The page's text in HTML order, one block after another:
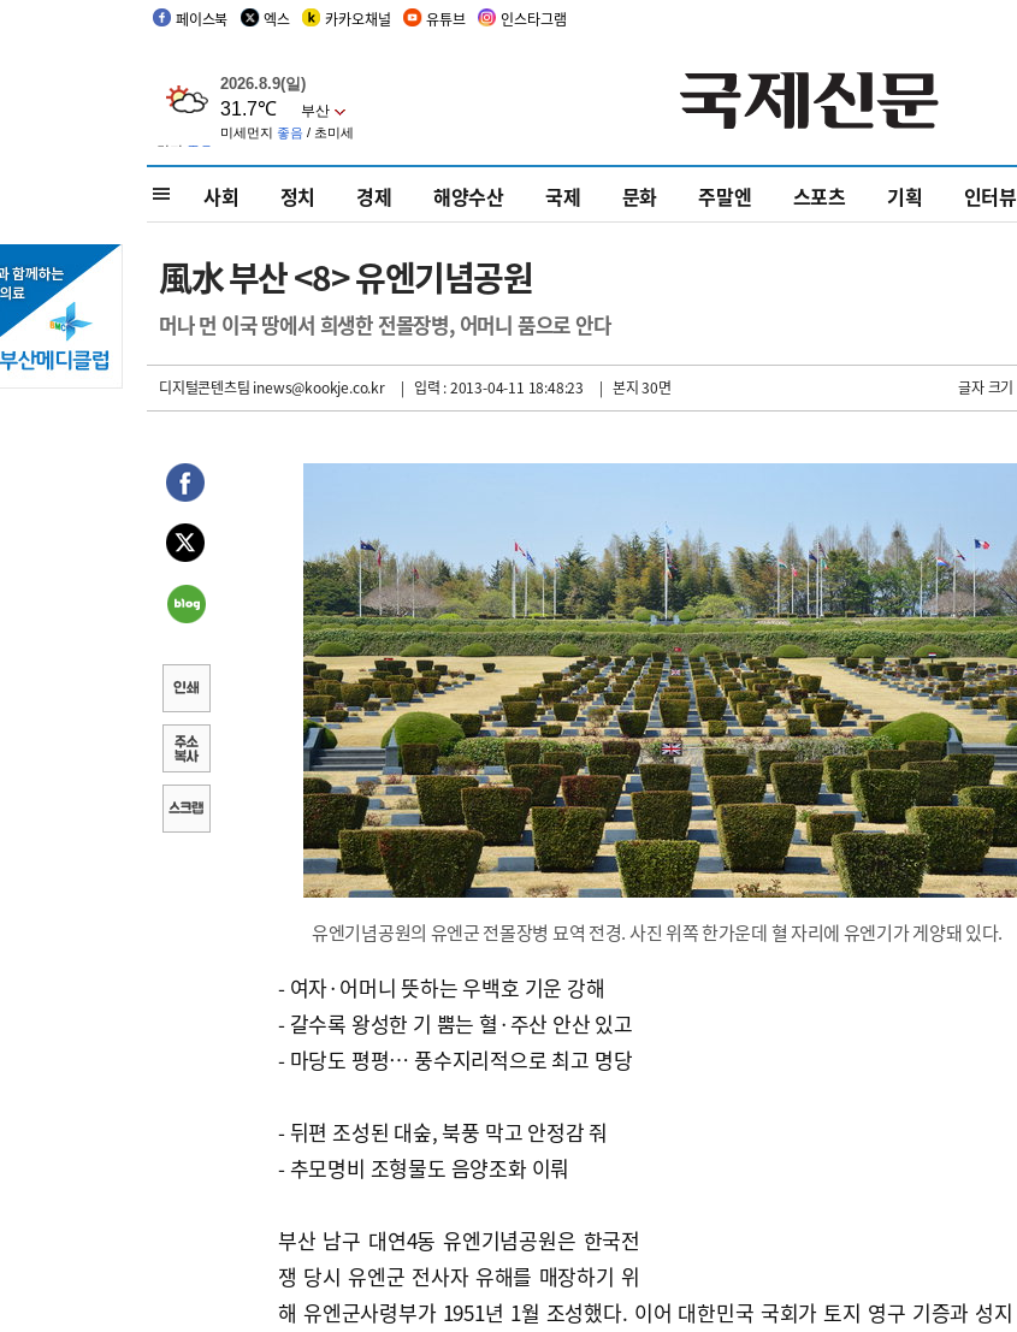
페이스북 엑스 카카오채널 유튜브 인스타그램
사회 정치 경제 해양수산 국제 문화 주말엔 스포츠 기획 인터뷰
風水 부산 <8> 유엔기념공원
머나 먼 이국 땅에서 희생한 전몰장병, 어머니 품으로 안다
디지털콘텐츠팀 inews@kookje.co.kr | 입력 : 2013-04-11 18:48:23 | 본지 30면 글자 크기
유엔기념공원의 유엔군 전몰장병 묘역 전경. 사진 위쪽 한가운데 혈 자리에 유엔기가 게양돼 있다.
- 여자·어머니 뜻하는 우백호 기운 강해
- 갈수록 왕성한 기 뿜는 혈·주산 안산 있고
- 마당도 평평… 풍수지리적으로 최고 명당
- 뒤편 조성된 대숲, 북풍 막고 안정감 줘
- 추모명비 조형물도 음양조화 이뤄
부산 남구 대연4동 유엔기념공원은 한국전
쟁 당시 유엔군 전사자 유해를 매장하기 위
해 유엔군사령부가 1951년 1월 조성했다. 이어 대한민국 국회가 토지 영구 기증과 성지